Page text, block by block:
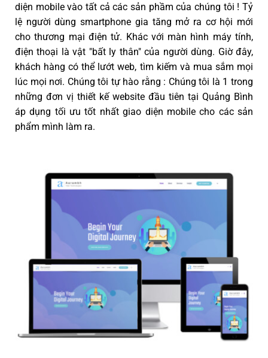
diện mobile vào tất cả các sản phầm của chúng tôi ! Tỷ
lệ người dùng smartphone gia tăng mở ra cơ hội mới
cho thương mại điện tử. Khác với màn hình máy tính,
điện thoại là vật "bất ly thân" của người dùng. Giờ đây,
khách hàng có thể lướt web, tìm kiếm và mua sắm mọi
lúc mọi nơi. Chúng tôi tự hào rằng : Chúng tôi là 1 trong
những đơn vị thiết kế website đầu tiên tại Quảng Bình
áp dụng tối ưu tốt nhất giao diện mobile cho các sản
phẩm mình làm ra.